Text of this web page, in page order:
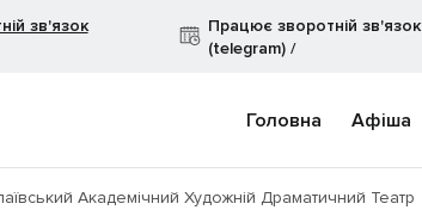
зв'язок
Працює зворотній зв'язок
(telegram) /
Головна Афіша
Академічний Художній Драматичний Театр